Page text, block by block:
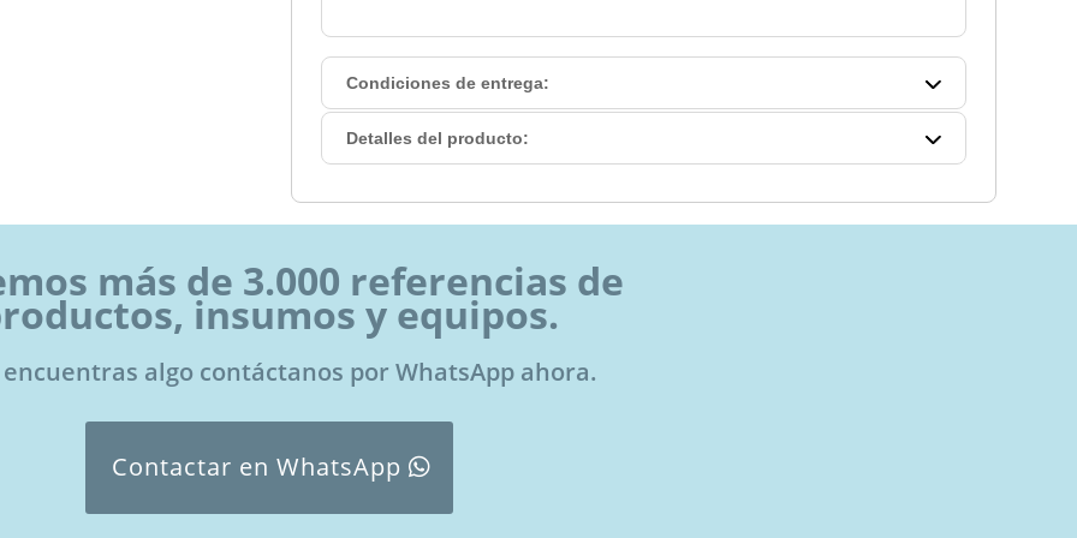
Condiciones de entrega:
Detalles del producto:
más de 3.000 referencias de
insumos y equipos.
encuentras algo contáctanos por WhatsApp ahora.
Contactar en WhatsApp